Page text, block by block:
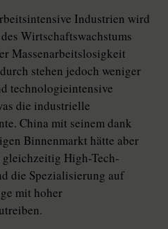
Industrien wird
Wirtschaftswachstums
Massenarbeitslosigkeit
stehen jedoch weniger
technologieintensive
die industrielle
China mit seinem dank
Binnenmarkt hätte aber
High-Tech-
die Spezialisierung auf
mit hoher